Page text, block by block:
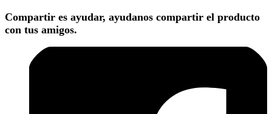
Compartir es ayudar, ayudanos compartir el producto
con tus amigos.